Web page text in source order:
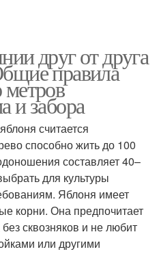
друг от друга
правила
метров
и забора
считается
способно жить до 100
составляет 40–
для культуры
Яблоня имеет
корни. Она предпочитает
сквозняков и не любит
или другими